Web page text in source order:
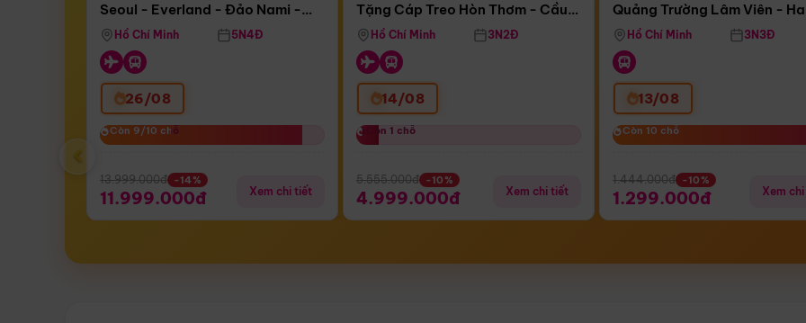
Bay Sun Phuquoc Airways
Seoul - Everland - Đảo Nami -
Tháp Namsan (Bay Sun Phuquoc
Airways)
Hồ Chí Minh 5N4Đ
26/08
Còn 9/10 chỗ
Còn 9/10 chỗ
13.999.000đ -14%
11.999.000đ Xem chi tiết
Tặng Cáp Treo Hòn Thơm
Tặng Cáp Treo Hòn Thơm - Cầu
Hôn - Công Viên Nước Aquatopia
Hồ Chí Minh 3N2Đ
14/08
Còn 1 chỗ
Còn 1 chỗ
5.555.000đ -10%
4.999.000đ Xem chi tiết
Quảng Trường Lâm Viên -
Hill - Puppy Farm
Hồ Chí Minh 3N3Đ
13/08
Còn 10 chỗ
Còn 10 chỗ
1.444.000đ -10%
1.299.000đ Xem
‹